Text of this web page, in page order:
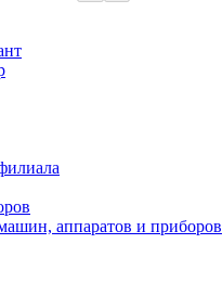
аппаратов и приборов